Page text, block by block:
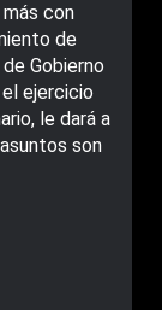
con
de
Gobierno
ejercicio
le dará a
son